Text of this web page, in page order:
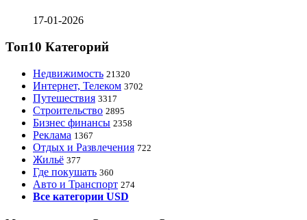
17-01-2026
Топ10 Категорий
Недвижимость 21320
Интернет, Телеком 3702
Путешествия 3317
Строительство 2895
Бизнес финансы 2358
Реклама 1367
Отдых и Развлечения 722
Жильё 377
Где покушать 360
Авто и Транспорт 274
Все категории USD